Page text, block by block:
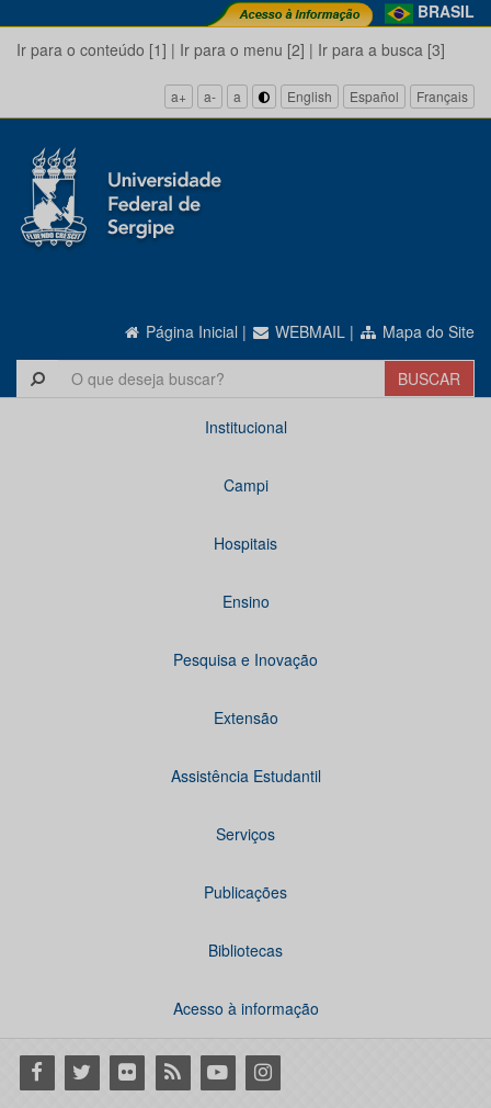
BRASIL
Ir para o conteúdo [1] | Ir para o menu [2] | Ir para a busca [3]
a+ a- a English Español Français
Página Inicial | WEBMAIL | Mapa do Site
Institucional
Campi
Hospitais
Ensino
Pesquisa e Inovação
Extensão
Assistência Estudantil
Serviços
Publicações
Bibliotecas
Acesso à informação
Facebook
Twitter Flickr RSS YoutubeInstagram